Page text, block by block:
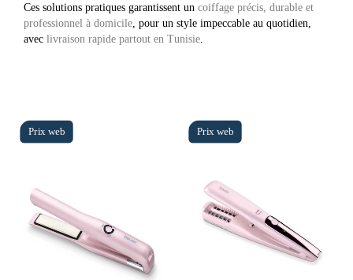
Ces solutions pratiques garantissent un coiffage précis, durable et
professionnel à domicile , pour un style impeccable au quotidien,
avec livraison rapide partout en Tunisie